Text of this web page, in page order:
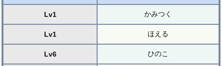
Lv1 かみつく
Lv1 ほえる
Lv6 ひのこ